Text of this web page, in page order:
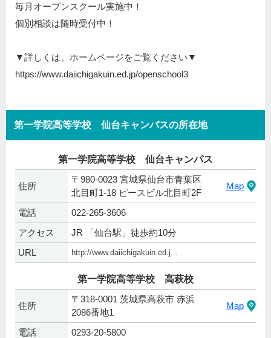
毎月オープンスクール実施中！
個別相談は随時受付中！
▼詳しくは、ホームページをご覧ください▼
https://www.daiichigakuin.ed.jp/openschool3
第一学院高等学校 仙台キャンパスの所在地
第一学院高等学校 仙台キャンパス
住所
〒980-0023 宮城県仙台市青葉区
北目町1-18 ピースビル北目町2F
Map
電話
022-265-3606
アクセス
JR 「仙台駅」徒歩約10分
URL
http://www.daiichigakuin.ed.j...
第一学院高等学校 高萩校
住所
〒318-0001 茨城県高萩市 赤浜
2086番地1
Map
電話
0293-20-5800